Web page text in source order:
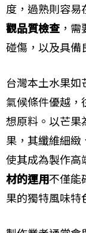
度，過熟則容易
觀品質檢查 ，
碰傷，以及具備
台灣本土水果
氣候條件優越，
想原料。以芒果
果，其纖維細緻
使其成為製作高
材的運用不僅能
果的獨特風味特